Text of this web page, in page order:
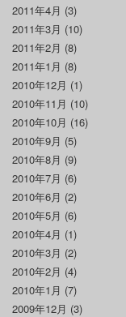
2011年4月 (3)
2011年3月 (10)
2011年2月 (8)
2011年1月 (8)
2010年12月 (1)
2010年11月 (10)
2010年10月 (16)
2010年9月 (5)
2010年8月 (9)
2010年7月 (6)
2010年6月 (2)
2010年5月 (6)
2010年4月 (1)
2010年3月 (2)
2010年2月 (4)
2010年1月 (7)
2009年12月 (3)